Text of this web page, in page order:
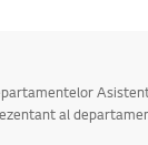
al